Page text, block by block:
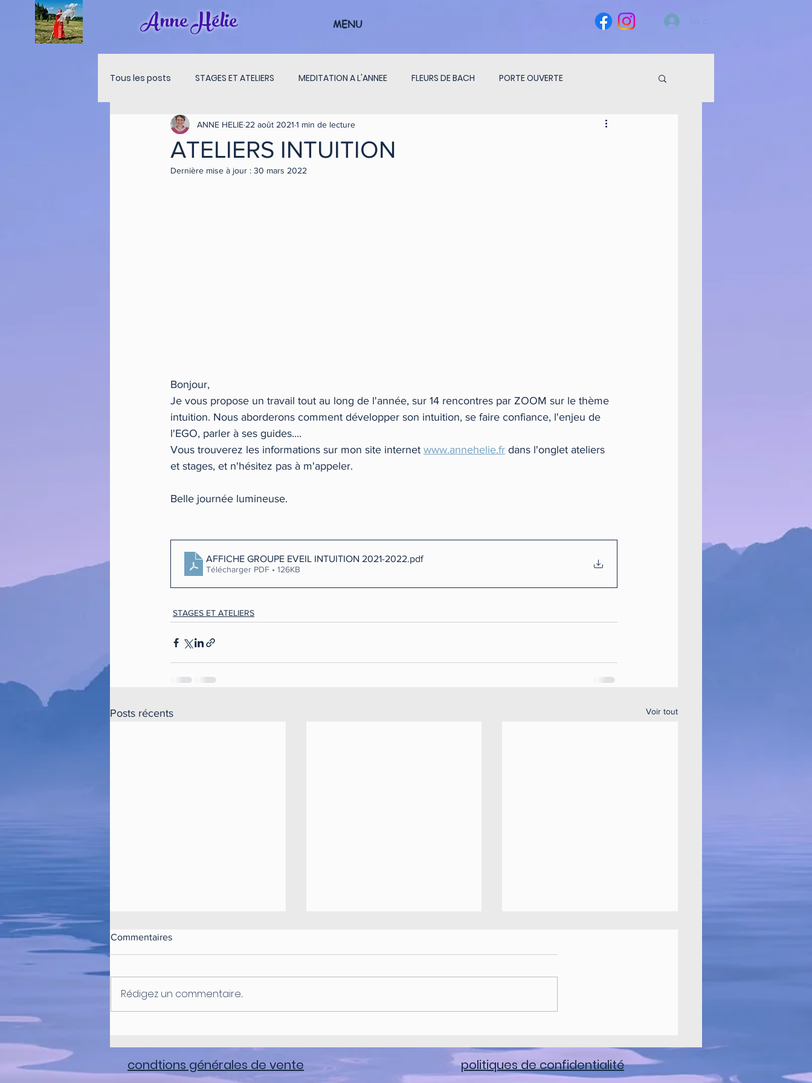
Anne Hélie MENU Se connecter
Tous les posts STAGES ET ATELIERS MEDITATION A L'ANNEE FLEURS DE BACH PORTE OUVERTE
MEDITATION LUNE MEDITATION CHAKRAS PENSEES DU JOUR
ATELIERS INTUITION
ANNE HELIE 22 août 2021 1 min de lecture
Dernière mise à jour : 30 mars 2022
Bonjour,
Je vous propose un travail tout au long de l'année, sur 14 rencontres par ZOOM sur le thème
intuition. Nous aborderons comment développer son intuition, se faire confiance, l'enjeu de
l'EGO, parler à ses guides....
Vous trouverez les informations sur mon site internet www.annehelie.fr dans l'onglet ateliers
et stages, et n'hésitez pas à m'appeler.
Belle journée lumineuse.
AFFICHE GROUPE EVEIL INTUITION 2021-2022.pdf
Télécharger PDF • 126KB
STAGES ET ATELIERS
Posts récents Voir tout
pour vous présentez mes
2021. Des ateliers tout au long de
Commentaires
Rédigez un commentaire...
condtions générales de vente politiques de confidentialité